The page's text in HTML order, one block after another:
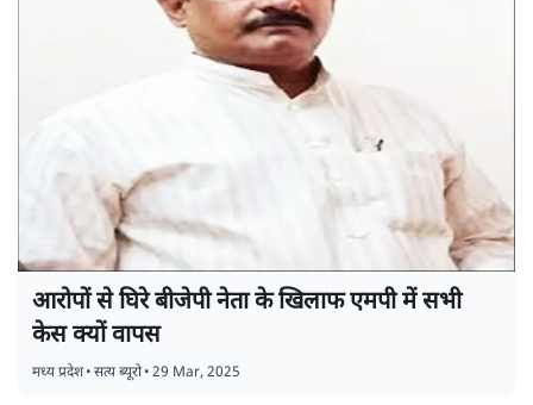
आरोपों से घिरे बीजेपी नेता के खिलाफ एमपी में सभी
केस क्यों वापस
मध्य प्रदेश•सत्य ब्यूरो•29 Mar, 2025